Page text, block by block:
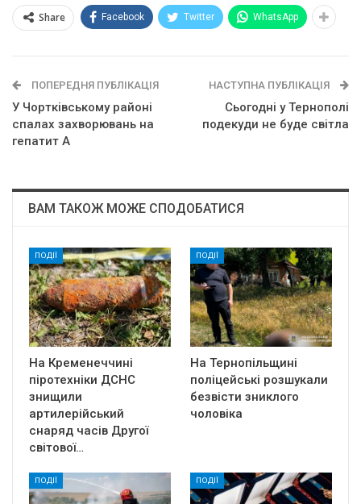
Share Facebook Twitter WhatsApp
ПОПЕРЕДНЯ ПУБЛІКАЦІЯ
У Чортківському районі
cпaлaх зaхвopювaнь нa
гeпaтит А
НАСТУПНА ПУБЛІКАЦІЯ
Сьогодні у Тернополі
подекуди не буде світла
ВАМ ТАКОЖ МОЖЕ СПОДОБАТИСЯ
ПОДІЇ
На Кременеччині
піротехніки ДСНС
знищили
артилерійський
снаряд часів Другої
світової…
ПОДІЇ
На Тернопільщині
поліцейські розшукали
безвісти зниклого
чоловіка
ПОДІЇ ПОДІЇ